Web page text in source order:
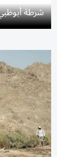
شرطة